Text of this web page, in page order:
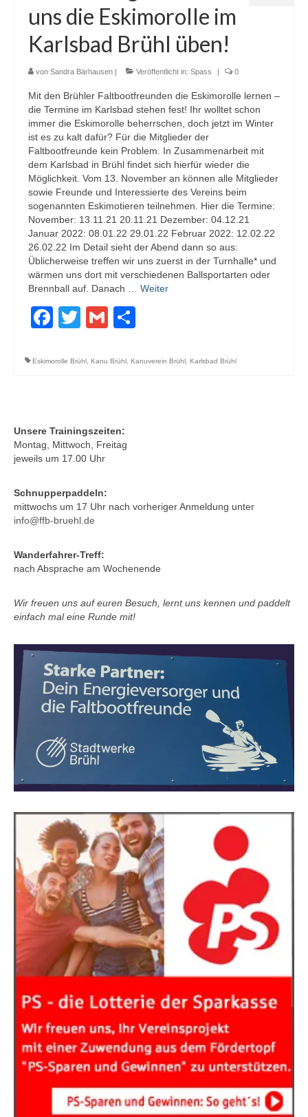
uns die Eskimorolle im
Karlsbad Brühl üben!
von Sandra Bärhausen Veröffentlicht in: Spass 0
Mit den Brühler Faltbootfreunden die Eskimorolle lernen –
die Termine im Karlsbad stehen fest! Ihr wolltet schon
immer die Eskimorolle beherrschen, doch jetzt im Winter
ist es zu kalt dafür? Für die Mitglieder der
Faltbootfreunde kein Problem. In Zusammenarbeit mit
dem Karlsbad in Brühl findet sich hierfür wieder die
Möglichkeit. Vom 13. November an können alle Mitglieder
sowie Freunde und Interessierte des Vereins beim
sogenannten Eskimotieren teilnehmen. Hier die Termine:
November: 13.11.21 20.11.21 Dezember: 04.12.21
Januar 2022: 08.01.22 29.01.22 Februar 2022: 12.02.22
26.02.22 Im Detail sieht der Abend dann so aus:
Üblicherweise treffen wir uns zuerst in der Turnhalle* und
wärmen uns dort mit verschiedenen Ballsportarten oder
Brennball auf. Danach … Weiter
Facebook
TwitterGmail
Eskimorolle Brühl , Kanu Brühl , Kanuverein Brühl , Karlsbad Brühl
Unsere Trainingszeiten:
Montag, Mittwoch, Freitag
jeweils um 17.00 Uhr
Schnupperpaddeln:
mittwochs um 17 Uhr nach vorheriger Anmeldung unter
info@ffb-bruehl.de
Wanderfahrer-Treff:
nach Absprache am Wochenende
Wir freuen uns auf euren Besuch, lernt uns kennen und paddelt
einfach mal eine Runde mit!